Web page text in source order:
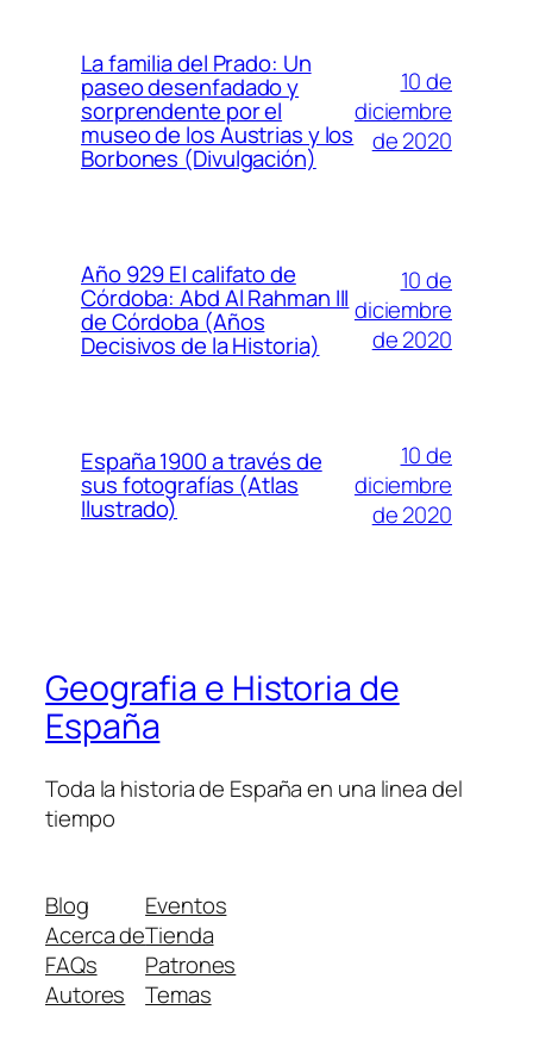
La familia del Prado: Un
paseo desenfadado y
sorprendente por el
museo de los Austrias y los
Borbones (Divulgación)
10 de
diciembre
de 2020
Año 929 El califato de
Córdoba: Abd Al Rahman III
de Córdoba (Años
Decisivos de la Historia)
10 de
diciembre
de 2020
España 1900 a través de
sus fotografías (Atlas
Ilustrado)
10 de
diciembre
de 2020
Geografia e Historia de
España
Toda la historia de España en una linea del
tiempo
Blog
Acerca de
FAQs
Autores
Eventos
Tienda
Patrones
Temas